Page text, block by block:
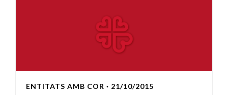
ENTITATS AMB COR · 21/10/2015